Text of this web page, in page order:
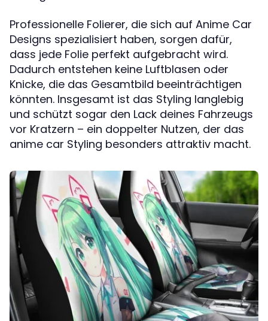
Professionelle Folierer, die sich auf Anime Car
Designs spezialisiert haben, sorgen dafür,
dass jede Folie perfekt aufgebracht wird.
Dadurch entstehen keine Luftblasen oder
Knicke, die das Gesamtbild beeinträchtigen
könnten. Insgesamt ist das Styling langlebig
und schützt sogar den Lack deines Fahrzeugs
vor Kratzern – ein doppelter Nutzen, der das
anime car Styling besonders attraktiv macht.